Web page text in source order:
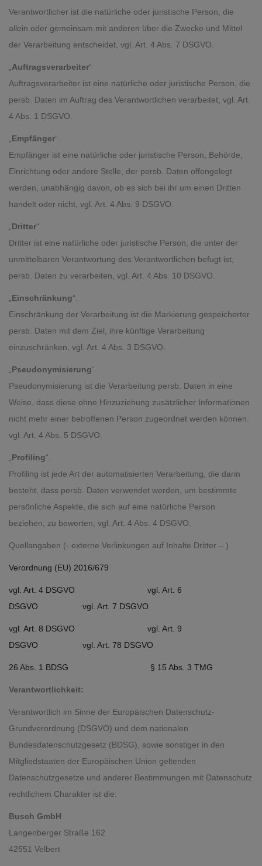
Verantwortlicher ist die natürliche oder juristische Person, die
allein oder gemeinsam mit anderen über die Zwecke und Mittel
der Verarbeitung entscheidet, vgl. Art. 4 Abs. 7 DSGVO.
„Auftragsverarbeiter“
Auftragsverarbeiter ist eine natürliche oder juristische Person, die
persb. Daten im Auftrag des Verantwortlichen verarbeitet, vgl. Art.
4 Abs. 1 DSGVO.
„Empfänger“.
Empfänger ist eine natürliche oder juristische Person, Behörde,
Einrichtung oder andere Stelle, der persb. Daten offengelegt
werden, unabhängig davon, ob es sich bei ihr um einen Dritten
handelt oder nicht, vgl. Art. 4 Abs. 9 DSGVO.
„Dritter“.
Dritter ist eine natürliche oder juristische Person, die unter der
unmittelbaren Verantwortung des Verantwortlichen befugt ist,
persb. Daten zu verarbeiten, vgl. Art. 4 Abs. 10 DSGVO.
„Einschränkung“.
Einschränkung der Verarbeitung ist die Markierung gespeicherter
persb. Daten mit dem Ziel, ihre künftige Verarbeitung
einzuschränken, vgl. Art. 4 Abs. 3 DSGVO.
„Pseudonymisierung“.
Pseudonymisierung ist die Verarbeitung persb. Daten in eine
Weise, dass diese ohne Hinzuziehung zusätzlicher Informationen
nicht mehr einer betroffenen Person zugeordnet werden können.
vgl. Art. 4 Abs. 5 DSGVO.
„Profiling“.
Profiling ist jede Art der automatisierten Verarbeitung, die darin
besteht, dass persb. Daten verwendet werden, um bestimmte
persönliche Aspekte, die sich auf eine natürliche Person
beziehen, zu bewerten, vgl. Art. 4 Abs. 4 DSGVO.
Quellangaben (- externe Verlinkungen auf Inhalte Dritter – )
Verordnung (EU) 2016/679
vgl. Art. 4 DSGVO
vgl. Art. 6
DSGVO
vgl. Art. 7 DSGVO
vgl. Art. 8 DSGVO
vgl. Art. 9
DSGVO
vgl. Art. 78 DSGVO
26 Abs. 1 BDSG § 15 Abs. 3 TMG
Verantwortlichkeit:
Verantwortlich im Sinne der Europäischen Datenschutz-
Grundverordnung (DSGVO) und dem nationalen
Bundesdatenschutzgesetz (BDSG), sowie sonstiger in den
Mitgliedstaaten der Europäischen Union geltenden
Datenschutzgesetze und anderer Bestimmungen mit Datenschutz
rechtlichem Charakter ist die:
Busch GmbH
Langenberger Straße 162
42551 Velbert